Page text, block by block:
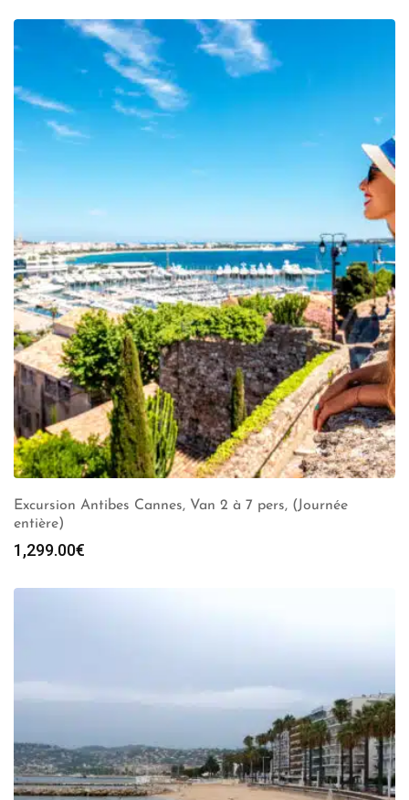
prix :
299.00€
à
849.00€
Excursion Antibes Cannes, Van 2 à 7 pers, (Journée
entière)
1,299.00€